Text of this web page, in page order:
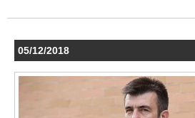
05/12/2018